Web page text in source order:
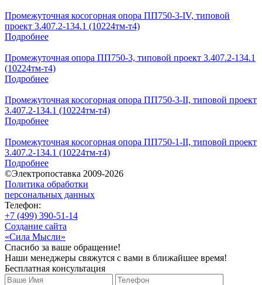
Промежуточная косогорная опора ПП750-3-IV, типовой
проект 3.407.2-134.1 (10224тм-т4)
Подробнее
Промежуточная опора ПП750-3, типовой проект 3.407.2-134.1
(10224тм-т4)
Подробнее
Промежуточная косогорная опора ПП750-3-II, типовой проект
3.407.2-134.1 (10224тм-т4)
Подробнее
Промежуточная косогорная опора ПП750-1-II, типовой проект
3.407.2-134.1 (10224тм-т4)
Подробнее
©Электропоставка 2009-2026
Политика обработки
персональных данных
Телефон:
+7 (499) 390-51-14
Создание сайта
«Сила Мысли»
Спасибо за ваше обращение!
Наши менеджеры свяжутся с вами в ближайшее время!
Бесплатная консультация